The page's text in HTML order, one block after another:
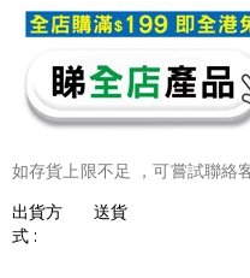
如存貨上限不足 ，可嘗試聯絡
出貨方
式 :
送貨